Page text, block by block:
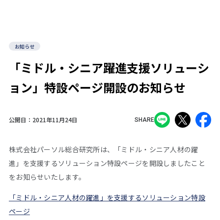
お知らせ
「ミドル・シニア躍進支援ソリューシ
ョン」特設ページ開設のお知らせ
公開日： 2021年11月24日 SHARE
株式会社パーソル総合研究所は、「ミドル・シニア人材の躍
進」を支援するソリューション特設ページを開設しましたこと
をお知らせいたします。
「ミドル・シニア人材の躍進」を支援するソリューション特設
ページ